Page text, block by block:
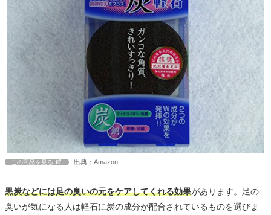
この商品を見る 出典：Amazon
黒炭などには足の臭いの元をケアしてくれる効果があります。足の
臭いが気になる人は軽石に炭の成分が配合されているものを選びま